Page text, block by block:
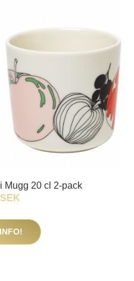
Mugg 20 cl 2-pack